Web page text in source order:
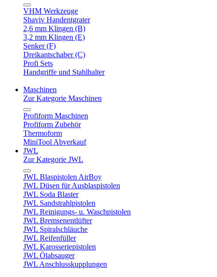
VHM Werkzeuge
Shaviv Handentgrater
2,6 mm Klingen (B)
3,2 mm Klingen (E)
Senker (F)
Dreikantschaber (C)
Profi Sets
Handgriffe und Stahlhalter
Maschinen
Zur Kategorie Maschinen
Profiform Maschinen
Profiform Zubehör
Thermoform
MiniTool Abverkauf
JWL
Zur Kategorie JWL
JWL Blaspistolen AirBoy
JWL Düsen für Ausblaspistolen
JWL Soda Blaster
JWL Sandstrahlpistolen
JWL Reinigungs- u. Waschpistolen
JWL Bremsenentlüfter
JWL Spiralschläuche
JWL Reifenfüller
JWL Karosseriepistolen
JWL Ölabsauger
JWL Anschlusskupplungen